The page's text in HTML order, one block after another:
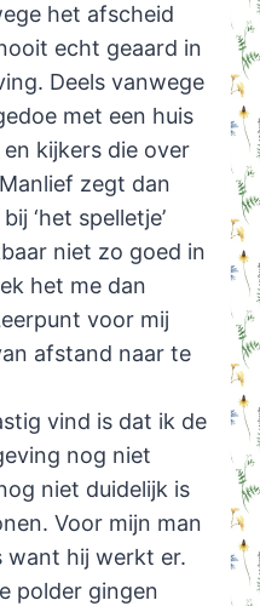
het afscheid
echt geaard in
Deels vanwege
met een huis
kijkers die over
zegt dan
‘het spelletje’
niet zo goed in
het me dan
voor mij
afstand naar te
vind is dat ik de
nog niet
niet duidelijk is
Voor mijn man
want hij werkt er.
polder gingen